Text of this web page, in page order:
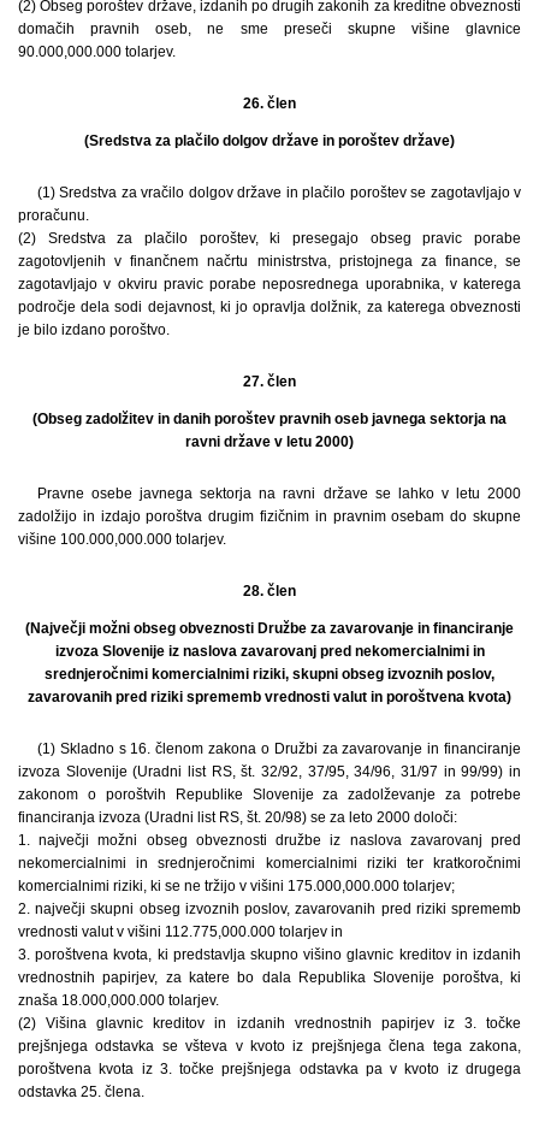
(2) Obseg poroštev države, izdanih po drugih zakonih za kreditne obveznosti
domačih pravnih oseb, ne sme preseči skupne višine glavnice
90.000,000.000 tolarjev.
26. člen
(Sredstva za plačilo dolgov države in poroštev države)
(1) Sredstva za vračilo dolgov države in plačilo poroštev se zagotavljajo v
proračunu.
(2) Sredstva za plačilo poroštev, ki presegajo obseg pravic porabe
zagotovljenih v finančnem načrtu ministrstva, pristojnega za finance, se
zagotavljajo v okviru pravic porabe neposrednega uporabnika, v katerega
področje dela sodi dejavnost, ki jo opravlja dolžnik, za katerega obveznosti
je bilo izdano poroštvo.
27. člen
(Obseg zadolžitev in danih poroštev pravnih oseb javnega sektorja na
ravni države v letu 2000)
Pravne osebe javnega sektorja na ravni države se lahko v letu 2000
zadolžijo in izdajo poroštva drugim fizičnim in pravnim osebam do skupne
višine 100.000,000.000 tolarjev.
28. člen
(Največji možni obseg obveznosti Družbe za zavarovanje in financiranje
izvoza Slovenije iz naslova zavarovanj pred nekomercialnimi in
srednjeročnimi komercialnimi riziki, skupni obseg izvoznih poslov,
zavarovanih pred riziki sprememb vrednosti valut in poroštvena kvota)
(1) Skladno s 16. členom zakona o Družbi za zavarovanje in financiranje
izvoza Slovenije (Uradni list RS, št. 32/92, 37/95, 34/96, 31/97 in 99/99) in
zakonom o poroštvih Republike Slovenije za zadolževanje za potrebe
financiranja izvoza (Uradni list RS, št. 20/98) se za leto 2000 določi:
1. največji možni obseg obveznosti družbe iz naslova zavarovanj pred
nekomercialnimi in srednjeročnimi komercialnimi riziki ter kratkoročnimi
komercialnimi riziki, ki se ne tržijo v višini 175.000,000.000 tolarjev;
2. največji skupni obseg izvoznih poslov, zavarovanih pred riziki sprememb
vrednosti valut v višini 112.775,000.000 tolarjev in
3. poroštvena kvota, ki predstavlja skupno višino glavnic kreditov in izdanih
vrednostnih papirjev, za katere bo dala Republika Slovenije poroštva, ki
znaša 18.000,000.000 tolarjev.
(2) Višina glavnic kreditov in izdanih vrednostnih papirjev iz 3. točke
prejšnjega odstavka se všteva v kvoto iz prejšnjega člena tega zakona,
poroštvena kvota iz 3. točke prejšnjega odstavka pa v kvoto iz drugega
odstavka 25. člena.